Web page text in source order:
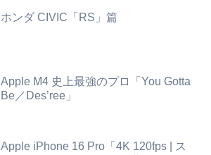
ホンダ CIVIC「RS」篇
Apple M4 史上最強のプロ「You Gotta
Be／Des’ree」
Apple iPhone 16 Pro「4K 120fps | ス